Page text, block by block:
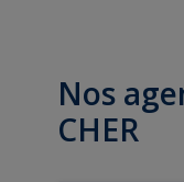
Nos
CHER